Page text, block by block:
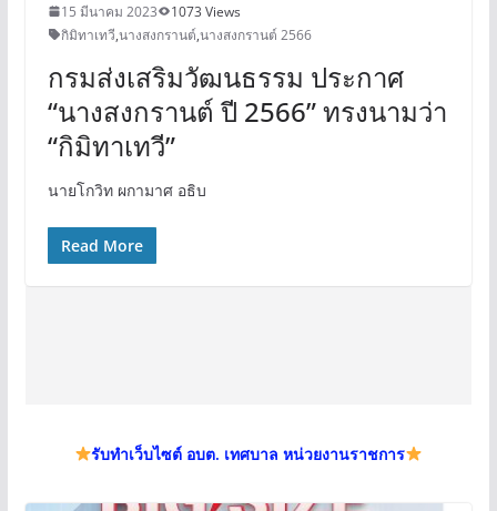
15 มีนาคม 2023
1073 Views
กิมิทาเทวี,นางสงกรานต์,นางสงกรานต์ 2566
กรมส่งเสริมวัฒนธรรม ประกาศ
“นางสงกรานต์ ปี 2566” ทรงนามว่า
“กิมิทาเทวี”
นายโกวิท ผกามาศ อธิบ
Read More
รับทำเว็บไซต์ อบต. เทศบาล หน่วยงานราชการ